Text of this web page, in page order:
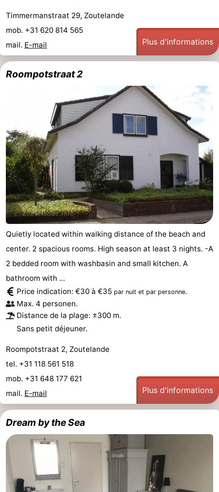
Timmermanstraat 29, Zoutelande
mob. +31 620 814 565
mail. E-mail Plus d'informations
Roompotstraat 2
Quietly located within walking distance of the beach and
center. 2 spacious rooms. High season at least 3 nights. -A
2 bedded room with washbasin and small kitchen. A
bathroom with ...
Price indication: €30 à €35 par nuit et par personne.
Max. 4 personen.
Distance de la plage: ±300 m.
Sans petit déjeuner.
Roompotstraat 2, Zoutelande
tel. +31 118 561 518
mob. +31 648 177 621
mail. E-mail Plus d'informations
Dream by the Sea